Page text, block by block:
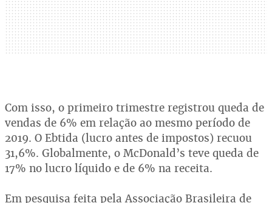
Com isso, o primeiro trimestre registrou queda de
vendas de 6% em relação ao mesmo período de
2019. O Ebtida (lucro antes de impostos) recuou
31,6%. Globalmente, o McDonald’s teve queda de
17% no lucro líquido e de 6% na receita.
Em pesquisa feita pela Associação Brasileira de